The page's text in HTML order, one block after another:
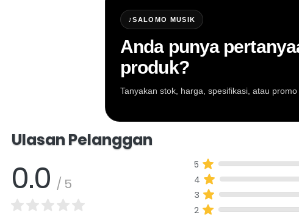
♪SALOMO MUSIK
Anda punya
produk?
Tanyakan stok, harga, spesifikasi, atau
Ulasan Pelanggan
0.0 / 5
5
4
3
2